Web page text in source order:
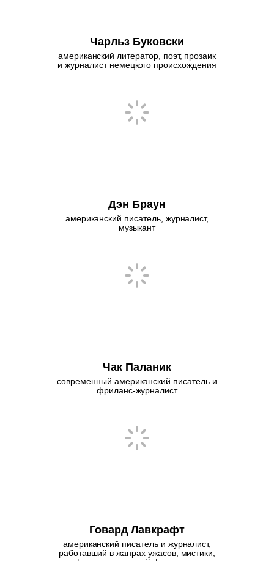
Чарльз Буковски
американский литератор, поэт, прозаик
и журналист немецкого происхождения
Дэн Браун
американский писатель, журналист,
музыкант
Чак Паланик
современный американский писатель и
фриланс-журналист
Говард Лавкрафт
американский писатель и журналист,
работавший в жанрах ужасов, мистики,